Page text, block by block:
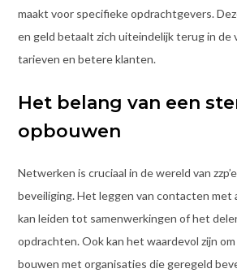
maakt voor specifieke opdrachtgevers.
en geld betaalt zich uiteindelijk terug in de
tarieven en betere klanten.
Het belang van een
opbouwen
Netwerken is cruciaal in de wereld van
beveiliging. Het leggen van contacten met
kan leiden tot samenwerkingen of het
opdrachten. Ook kan het waardevol zijn
bouwen met organisaties die geregeld